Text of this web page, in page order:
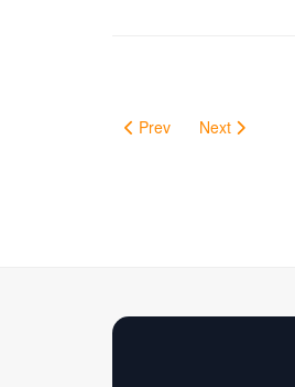
Prev Next